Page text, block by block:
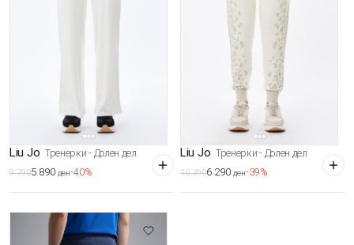
Liu Jo Тренерки - Долен дел
9.7905.890 ден-40%
Liu Jo Тренерки - Долен дел
10.3906.290 ден-39%